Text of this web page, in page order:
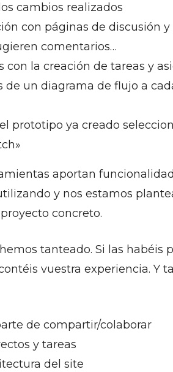
cambios realizados
con páginas de discusión y
comentarios…
la creación de tareas y
un diagrama de flujo a
prototipo ya creado
aportan
y nos estamos
concreto.
tanteado. Si las habéis
vuestra experiencia. Y
de compartir/colaborar
y tareas
del site